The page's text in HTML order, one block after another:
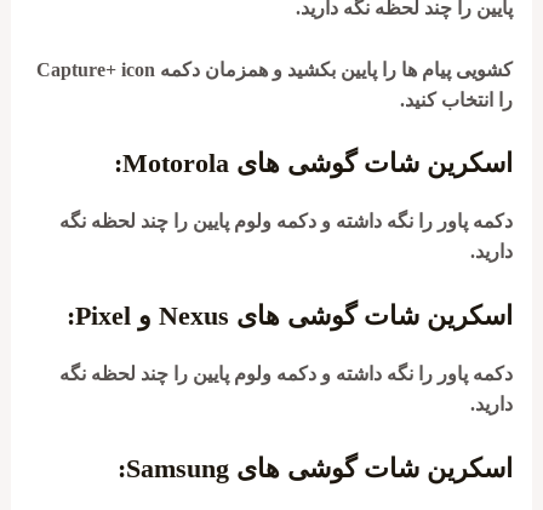
پایین را چند لحظه نگه دارید.
کشویی پیام ها را پایین بکشید و همزمان دکمه Capture+ icon
را انتخاب کنید.
اسکرین شات گوشی های Motorola:
دکمه پاور را نگه داشته و دکمه ولوم پایین را چند لحظه نگه
دارید.
اسکرین شات گوشی های Nexus و Pixel:
دکمه پاور را نگه داشته و دکمه ولوم پایین را چند لحظه نگه
دارید.
اسکرین شات گوشی های Samsung: